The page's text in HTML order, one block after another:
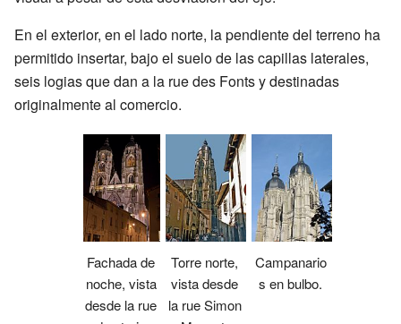
En el exterior, en el lado norte, la pendiente del terreno ha
permitido insertar, bajo el suelo de las capillas laterales,
seis logias que dan a la rue des Fonts y destinadas
originalmente al comercio.
Fachada de
noche, vista
desde la rue
Torre norte,
vista desde
la rue Simon
Campanario
s en bulbo.